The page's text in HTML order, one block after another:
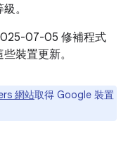
。
07-05 修補程式
裝置更新。
網站取得 Google 裝置